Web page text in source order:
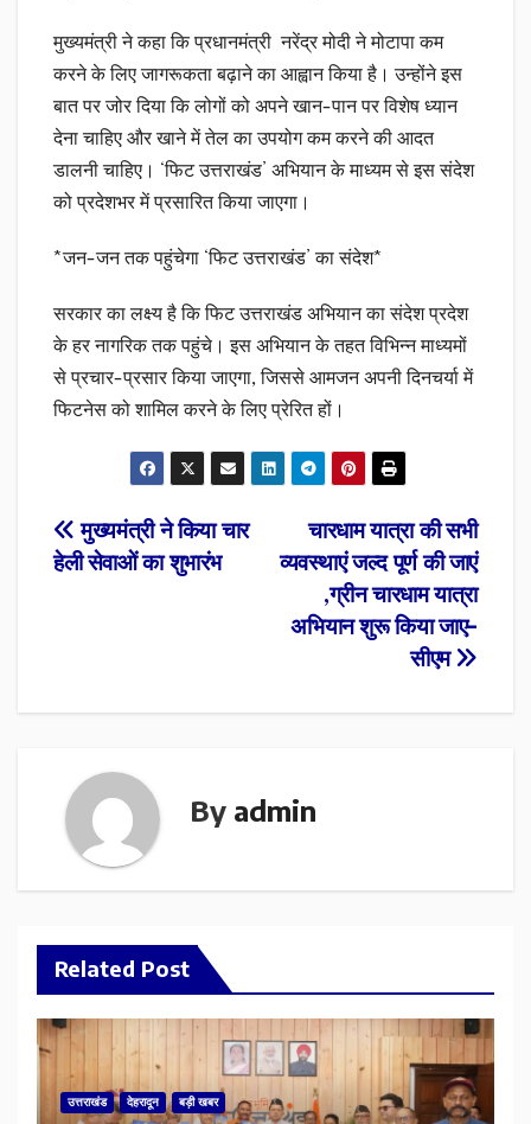
मुख्यमंत्री ने कहा कि प्रधानमंत्री नरेंद्र मोदी ने मोटापा कम
करने के लिए जागरूकता बढ़ाने का आह्वान किया है। उन्होंने इस
बात पर जोर दिया कि लोगों को अपने खान-पान पर विशेष ध्यान
देना चाहिए और खाने में तेल का उपयोग कम करने की आदत
डालनी चाहिए। ‘फिट उत्तराखंड’ अभियान के माध्यम से इस संदेश
को प्रदेशभर में प्रसारित किया जाएगा।
*जन-जन तक पहुंचेगा ‘फिट उत्तराखंड’ का संदेश*
सरकार का लक्ष्य है कि फिट उत्तराखंड अभियान का संदेश प्रदेश
के हर नागरिक तक पहुंचे। इस अभियान के तहत विभिन्न माध्यमों
से प्रचार-प्रसार किया जाएगा, जिससे आमजन अपनी दिनचर्या में
फिटनेस को शामिल करने के लिए प्रेरित हों।
Post
navigation
चारधाम यात्रा की सभी
व्यवस्थाएं जल्द पूर्ण की जाएं
,ग्रीन चारधाम यात्रा
अभियान शुरू किया जाए-
सीएम
मुख्यमंत्री ने किया चार
हेली सेवाओं का शुभारंभ
By admin
Related Post
उत्तराखंड देहरादून बड़ी खबर